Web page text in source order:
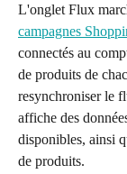
L'onglet Flux
campagnes
connectés au
de produits de
resynchroniser le
affiche des
disponibles, ainsi
de produits.